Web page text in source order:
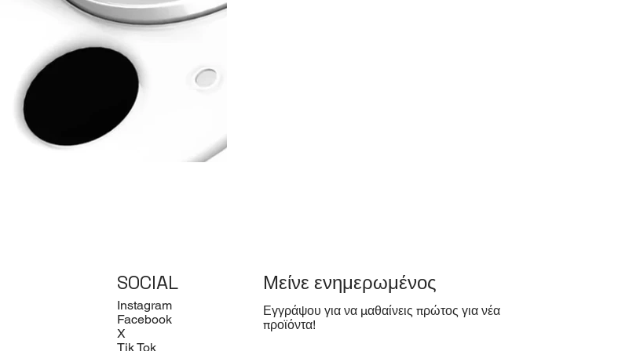
SOCIAL
Instagram
Facebook
X
Tik Tok
​Μείνε ενημερωμένος
Εγγράψου για να μαθαίνεις πρώτος για νέα
προϊόντα!